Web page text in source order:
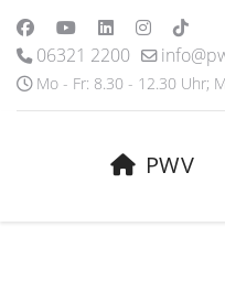
06321 2200
Mo - Fr: 8.30 - 12.30 Uhr;
PWV